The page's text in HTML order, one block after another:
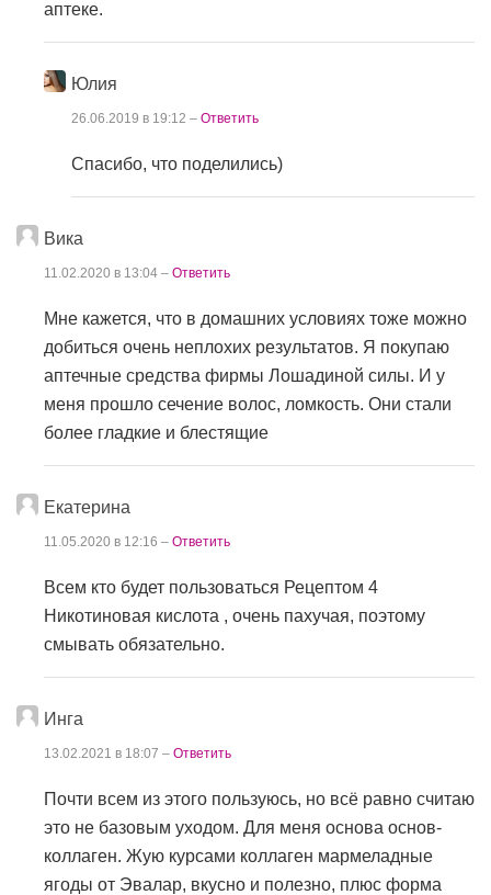
аптеке.
Юлия
26.06.2019 в 19:12 – Ответить
Спасибо, что поделились)
Вика
11.02.2020 в 13:04 – Ответить
Мне кажется, что в домашних условиях тоже можно
добиться очень неплохих результатов. Я покупаю
аптечные средства фирмы Лошадиной силы. И у
меня прошло сечение волос, ломкость. Они стали
более гладкие и блестящие
Екатерина
11.05.2020 в 12:16 – Ответить
Всем кто будет пользоваться Рецептом 4
Никотиновая кислота , очень пахучая, поэтому
смывать обязательно.
Инга
13.02.2021 в 18:07 – Ответить
Почти всем из этого пользуюсь, но всё равно считаю
это не базовым уходом. Для меня основа основ-
коллаген. Жую курсами коллаген мармеладные
ягоды от Эвалар, вкусно и полезно, плюс форма